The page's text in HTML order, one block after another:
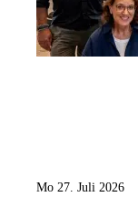
Mo 27. Juli 2026